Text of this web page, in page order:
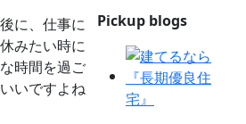
に、仕事に
みたい時に
時間を過ご
いですよね
Pickup blogs